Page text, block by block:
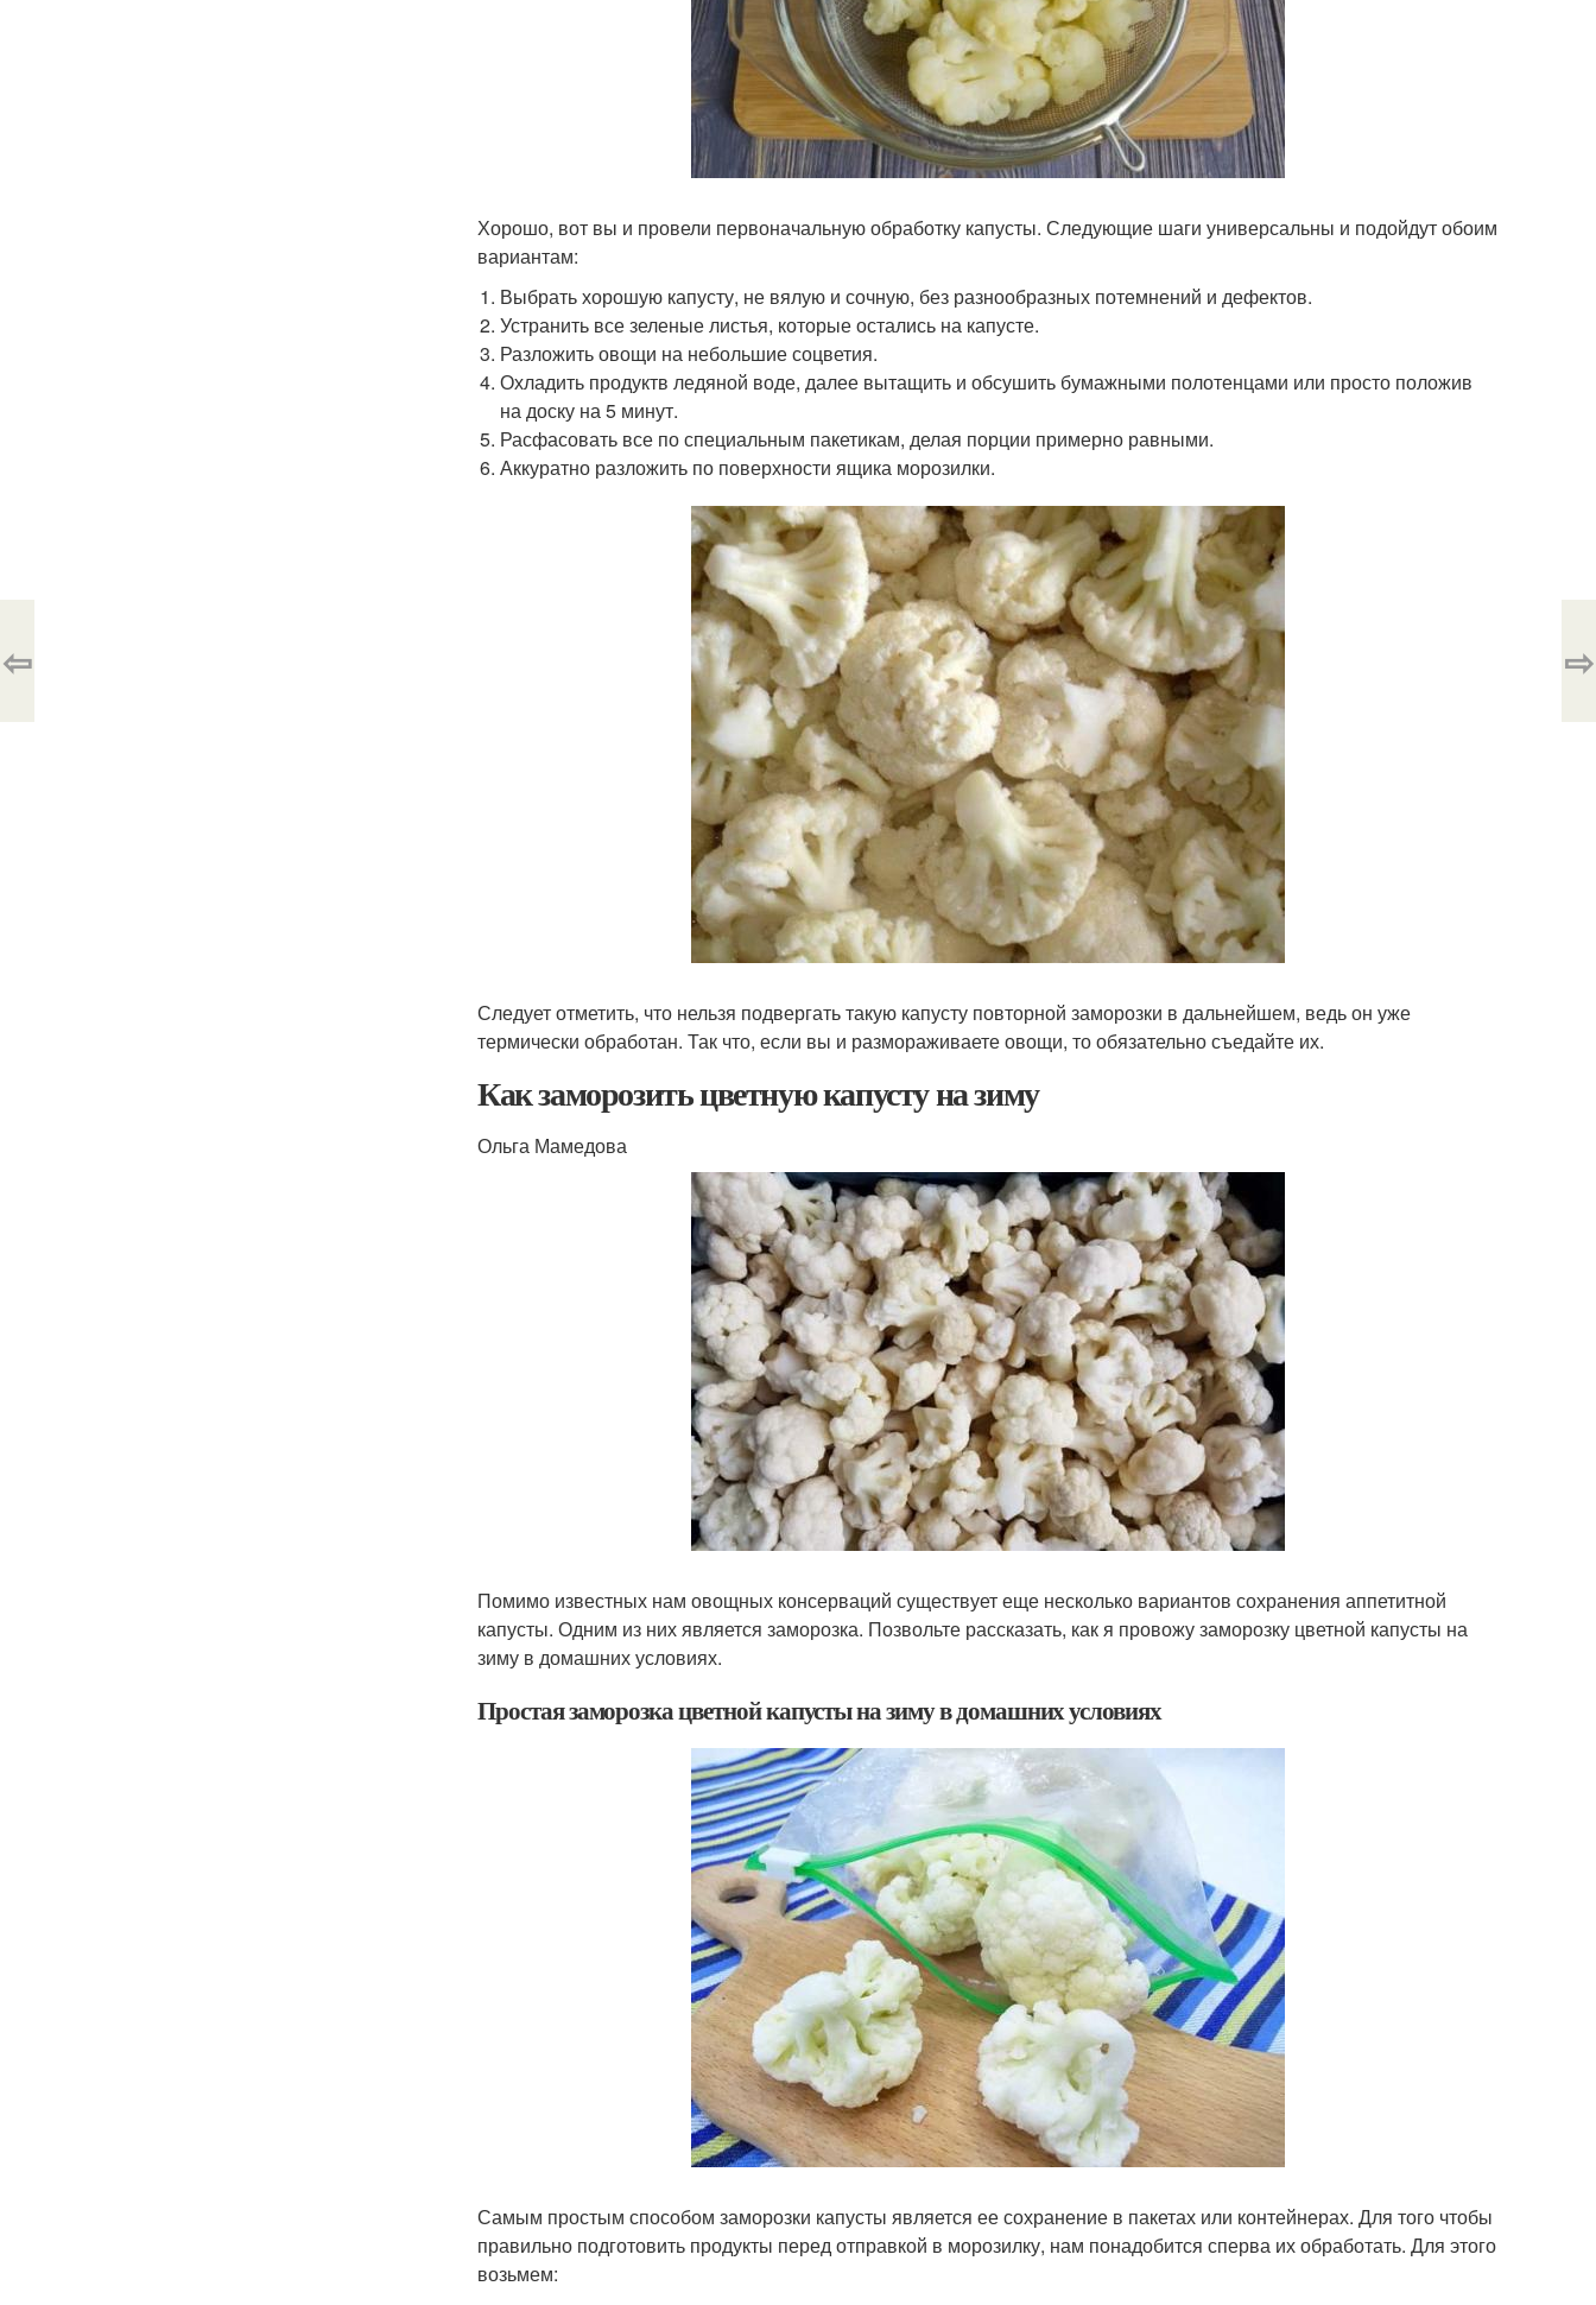
Хорошо, вот вы и провели первоначальную обработку капусты. Следующие шаги универсальны и подойдут обоим
вариантам:
Выбрать хорошую капусту, не вялую и сочную, без разнообразных потемнений и дефектов.
Устранить все зеленые листья, которые остались на капусте.
Разложить овощи на небольшие соцветия.
Охладить продуктв ледяной воде, далее вытащить и обсушить бумажными полотенцами или просто положив
на доску на 5 минут.
Расфасовать все по специальным пакетикам, делая порции примерно равными.
Аккуратно разложить по поверхности ящика морозилки.
Следует отметить, что нельзя подвергать такую капусту повторной заморозки в дальнейшем, ведь он уже
термически обработан. Так что, если вы и размораживаете овощи, то обязательно съедайте их.
Как заморозить цветную капусту на зиму
Ольга Мамедова
Помимо известных нам овощных консерваций существует еще несколько вариантов сохранения аппетитной
капусты. Одним из них является заморозка. Позвольте рассказать, как я провожу заморозку цветной капусты на
зиму в домашних условиях.
Простая заморозка цветной капусты на зиму в домашних условиях
Самым простым способом заморозки капусты является ее сохранение в пакетах или контейнерах. Для того чтобы
правильно подготовить продукты перед отправкой в морозилку, нам понадобится сперва их обработать. Для этого
возьмем:
⇦ ⇨